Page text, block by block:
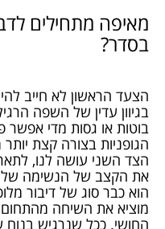
מאיפה מתחילים
בסדר?
הצעד הראשון לא חייב
בגיוון עדין של השפה
בוטות או גסות מדי
הגופניות בצורה קצת
הצד השני עושה לנו,
את הקצב של הנשימה
הוא כבר סוג של דיבור
מוציא את השיחה מהתחום
החושי. ככל שנרגיש בנוח